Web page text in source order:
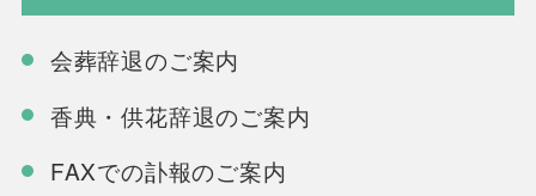
会葬辞退のご案内
香典・供花辞退のご案内
FAXでの訃報のご案内